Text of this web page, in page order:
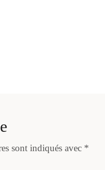
sont indiqués avec *